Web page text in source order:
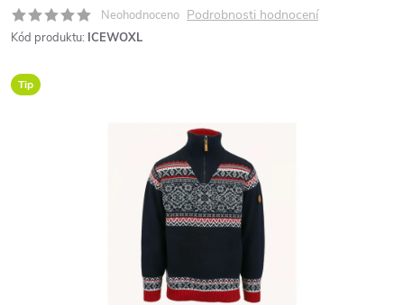
Neohodnoceno Podrobnosti hodnocení
Kód produktu: ICEWOXL
Tip